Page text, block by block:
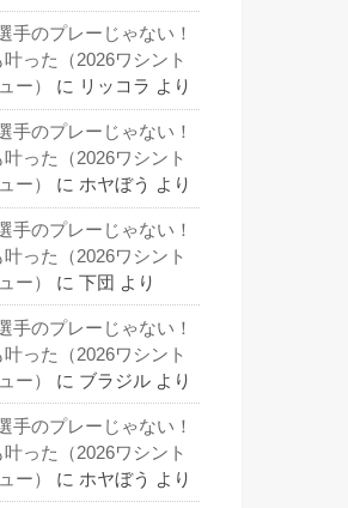
手のプレーじゃない！
った（2026ワシント
ー）
に リッコラ より
手のプレーじゃない！
った（2026ワシント
ー）
に ホヤぼう より
手のプレーじゃない！
った（2026ワシント
ー）
に 下団 より
手のプレーじゃない！
った（2026ワシント
ー）
に ブラジル より
手のプレーじゃない！
った（2026ワシント
ー）
に ホヤぼう より